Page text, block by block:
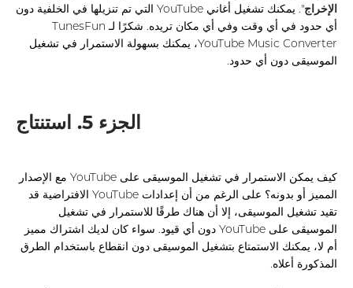
الإخراج
". يمكنك تشغيل أغاني YouTube التي تم تنزيلها في الخلفية دون
أي حدود في أي وقت وفي أي مكان تريده. شكرًا لـ TunesFun
YouTube Music Converter، يمكنك بسهولة الاستمرار في تشغيل
الموسيقى دون أي حدود.
الجزء 5. استنتاج
كيف يمكن الاستمرار في تشغيل الموسيقى على YouTube مع الإصدار
المميز أو بدونه؟ على الرغم من أن إعدادات YouTube الافتراضية قد
تقيد تشغيل الموسيقى، إلا أن هناك طرقًا للاستمرار في تشغيل
الموسيقى على YouTube دون أي قيود. سواء كان لديك اشتراك مميز
أم لا، يمكنك الاستمتاع بتشغيل الموسيقى دون انقطاع باستخدام الطرق
المذكورة أعلاه.